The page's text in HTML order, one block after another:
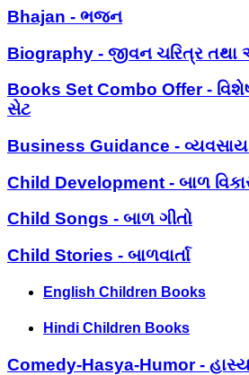
Bhajan - ભજન
Biography - જીવન ચરિત્ર તથા
Books Set Combo Offer -
સેટ
Business Guidance - વ્યવસાય
Child Development - બાળ
Child Songs - બાળ ગીતો
Child Stories - બાળવાર્તા
English Children Books
Hindi Children Books
Comedy-Hasya-Humor -